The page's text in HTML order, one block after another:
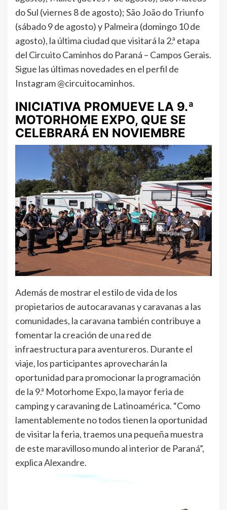
do Sul (viernes 8 de agosto); São João do Triunfo
(sábado 9 de agosto) y Palmeira (domingo 10 de
agosto), la última ciudad que visitará la 2.ª etapa
del Circuito Caminhos do Paraná – Campos Gerais.
Sigue las últimas novedades en el perfil de
Instagram @circuitocaminhos.
INICIATIVA PROMUEVE LA 9.ª
MOTORHOME EXPO, QUE SE
CELEBRARÁ EN NOVIEMBRE
Además de mostrar el estilo de vida de los
propietarios de autocaravanas y caravanas a las
comunidades, la caravana también contribuye a
fomentar la creación de una red de
infraestructura para aventureros. Durante el
viaje, los participantes aprovecharán la
oportunidad para promocionar la programación
de la 9.ª Motorhome Expo, la mayor feria de
camping y caravaning de Latinoamérica. “Como
lamentablemente no todos tienen la oportunidad
de visitar la feria, traemos una pequeña muestra
de este maravilloso mundo al interior de Paraná”,
explica Alexandre.